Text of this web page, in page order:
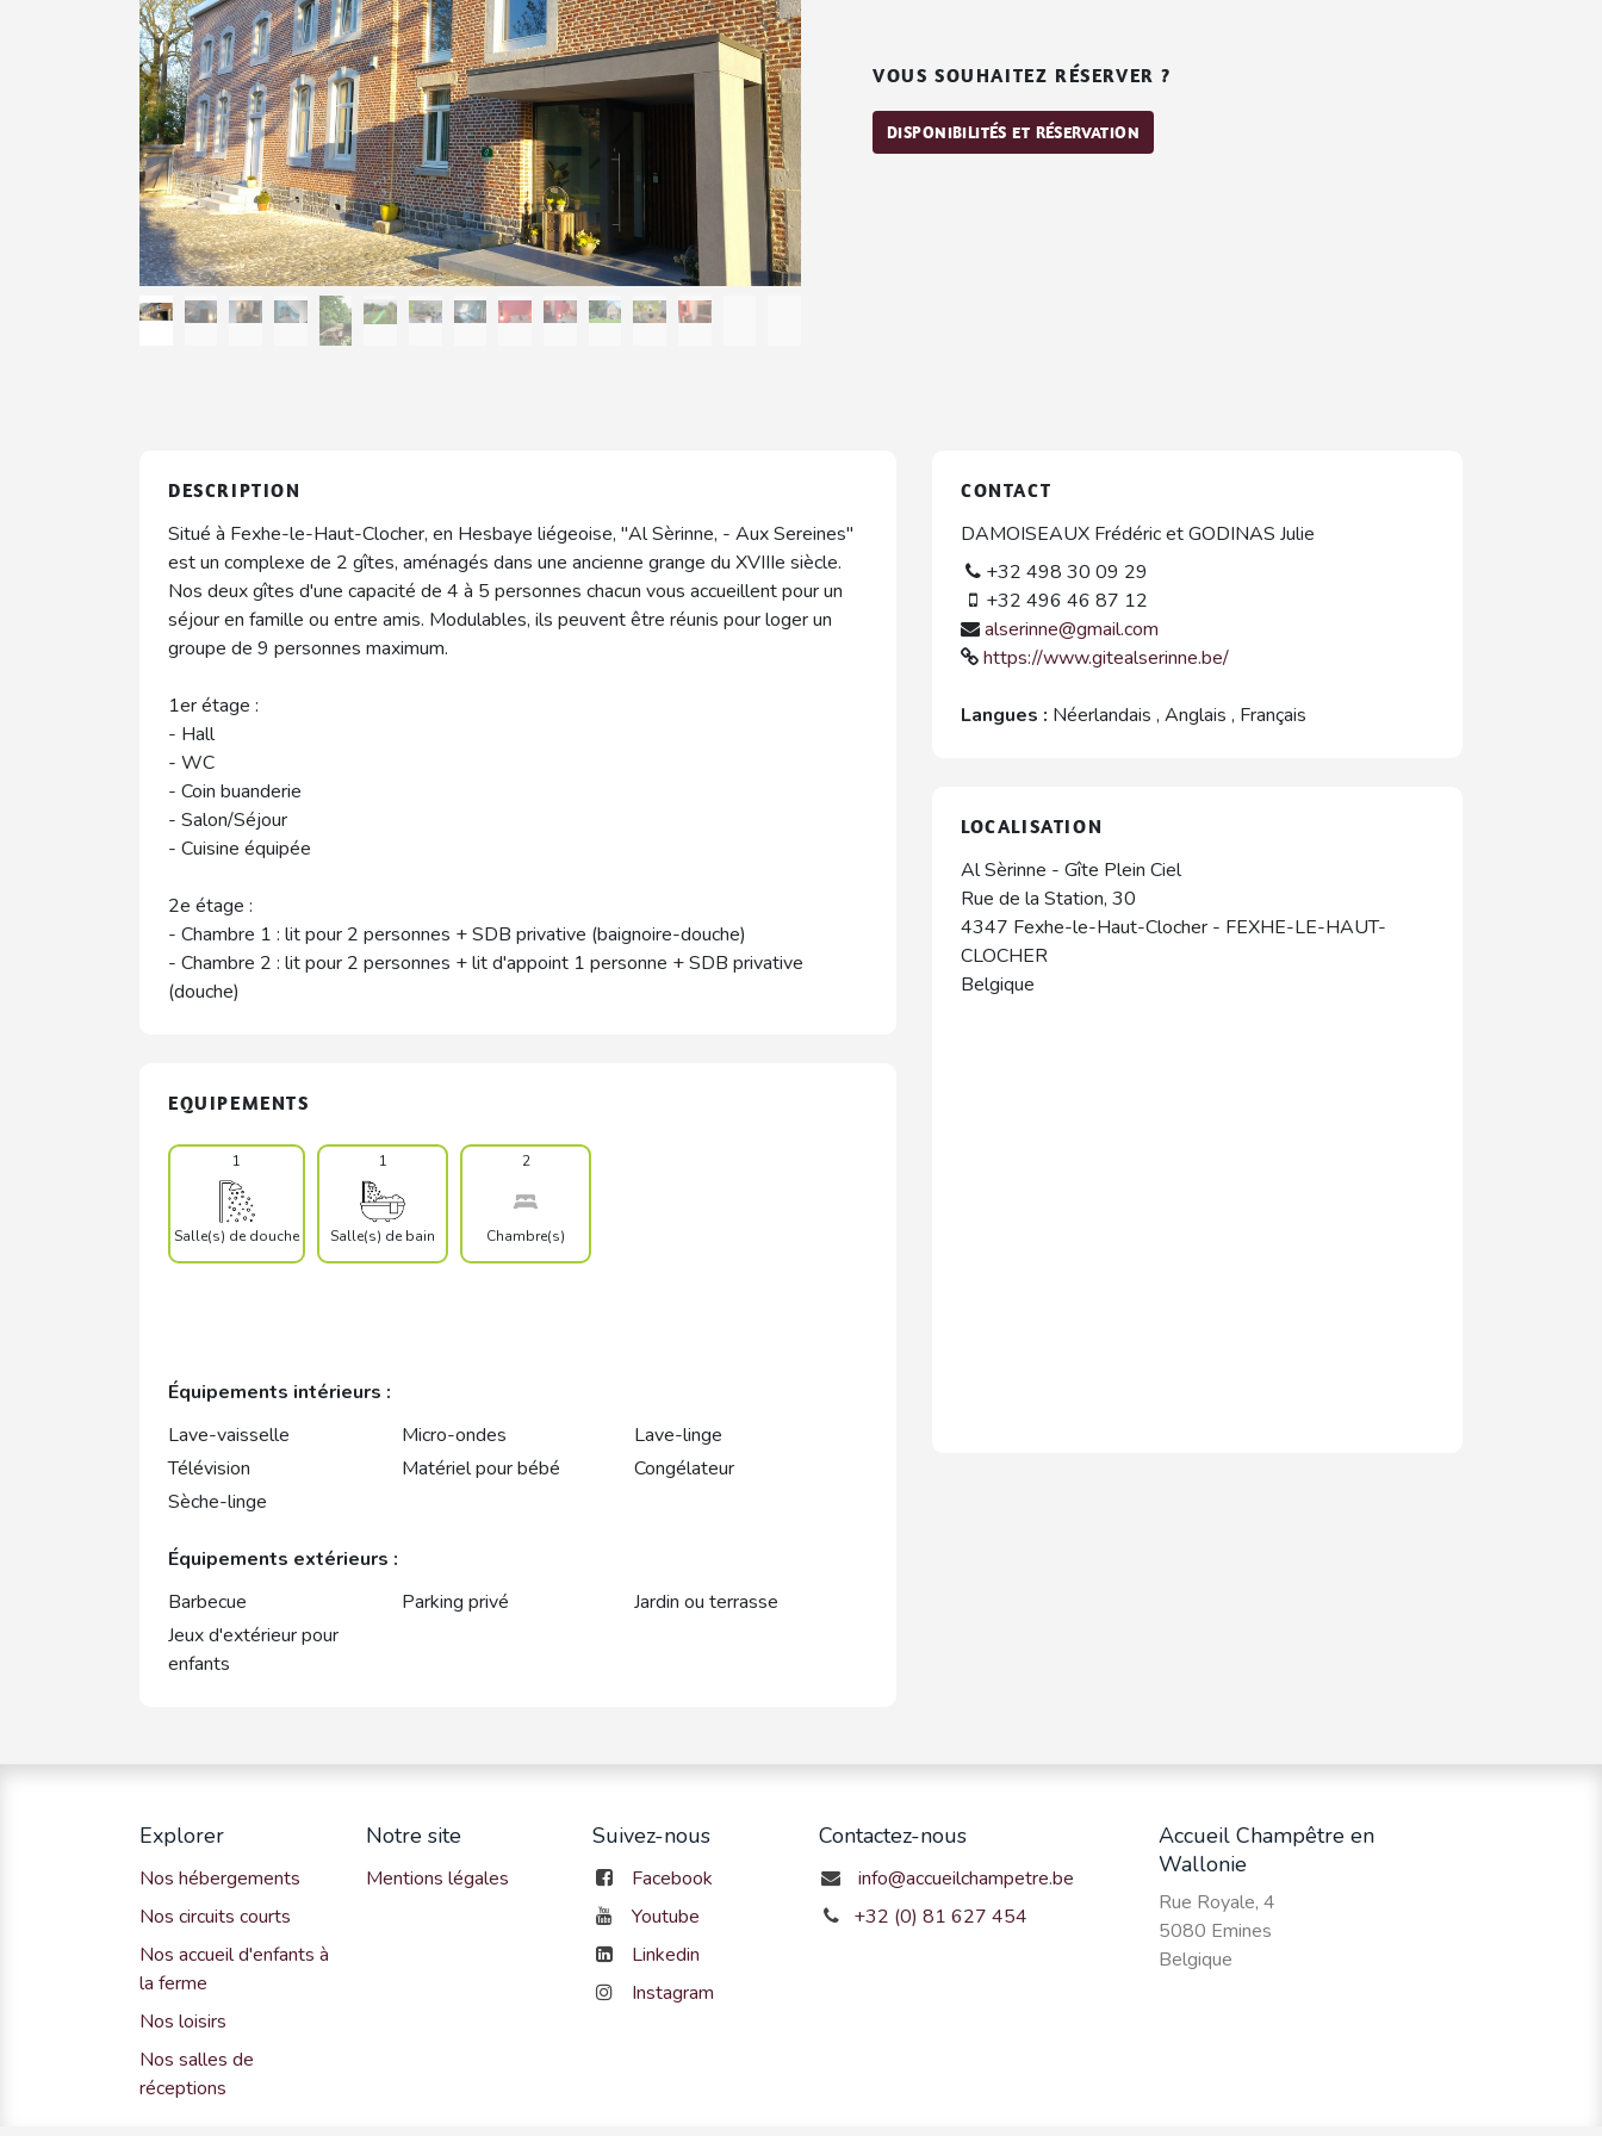
VOUS SOUHAITEZ RÉSERVER ?
DISPONIBILITÉS ET RÉSERVATION
DESCRIPTION
Situé à Fexhe-le-Haut-Clocher, en Hesbaye liégeoise, "Al Sèrinne, - Aux Sereines"
est un complexe de 2 gîtes, aménagés dans une ancienne grange du XVIIIe siècle.
Nos deux gîtes d'une capacité de 4 à 5 personnes chacun vous accueillent pour un
séjour en famille ou entre amis. Modulables, ils peuvent être réunis pour loger un
groupe de 9 personnes maximum.
1er étage :
- Hall
- WC
- Coin buanderie
- Salon/Séjour
- Cuisine équipée
2e étage :
- Chambre 1 : lit pour 2 personnes + SDB privative (baignoire-douche)
- Chambre 2 : lit pour 2 personnes + lit d'appoint 1 personne + SDB privative
(douche)
EQUIPEMENTS
1
Salle(s) de douche
1
Salle(s) de bain
2
Chambre(s)
Équipements intérieurs :
Lave-vaisselle
Micro-ondes
Lave-linge
Télévision
Matériel pour bébé
Congélateur
Sèche-linge
Équipements extérieurs :
Barbecue
Parking privé
Jardin ou terrasse
Jeux d'extérieur pour
enfants
CONTACT
DAMOISEAUX Frédéric et GODINAS Julie
+32 498 30 09 29
+32 496 46 87 12
alserinne@gmail.com
https://www.gitealserinne.be/
Langues : Néerlandais , Anglais , Français
LOCALISATION
Al Sèrinne - Gîte Plein Ciel
Rue de la Station, 30
4347 Fexhe-le-Haut-Clocher - FEXHE-LE-HAUT-
CLOCHER
Belgique
Explorer
Nos hébergements
Nos circuits courts
Nos accueil d'enfants à
la ferme
Nos loisirs
Nos salles de
réceptions
Notre site
Mentions légales
Suivez-nous
Facebook
Youtube
Linkedin
Instagram
Contactez-nous
info@accueilchampetre.be
+32 (0) 81 627 454
Accueil Champêtre en
Wallonie
Rue Royale, 4
5080 Emines
Belgique